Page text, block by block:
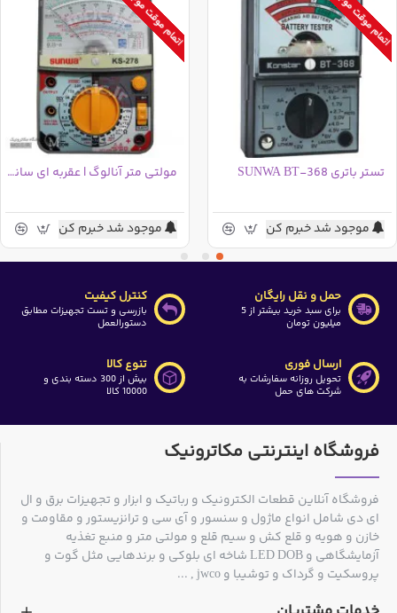
تستر باتری SUNWA BT-368
موجود شد خبرم کن
مولتی متر آنالوگ | عقربه ای سانوا KS-268
موجود شد خبرم کن
حمل و نقل رایگان
برای سبد خرید بیشتر از 5
میلیون تومان
کنترل کیفیت
بازرسی و تست تجهیزات مطابق
دستورالعمل
ارسال فوری
تحویل روزانه سفارشات به
شرکت های حمل
تنوع کالا
بیش از 300 دسته بندی و
10000 کالا
فروشگاه اینترنتی مکاترونیک
فروشگاه آنلاین قطعات الکترونیک و رباتیک و ابزار و تجهیزات برق و ال
ای دی شامل انواع ماژول و سنسور و آی سی و ترانزیستور و مقاومت و
خازن و هویه و قلع کش و سیم قلع و مولتی متر و منبع تغذیه
آزمایشگاهی و LED DOB شاخه ای بلوکی و برندهایی مثل گوت و
پروسکیت و گرداک و توشیبا و jwco , ...